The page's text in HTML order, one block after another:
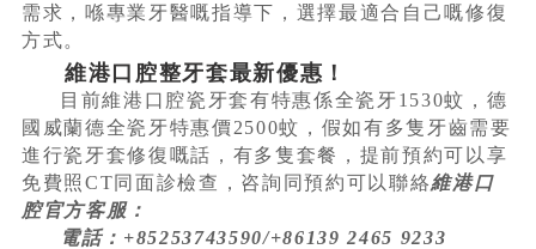
需求，喺專業牙醫嘅指導下，選擇最適合自己嘅修復
方式。
維港口腔整牙套最新優惠！
目前維港口腔瓷牙套有特惠係全瓷牙1530蚊，德
國威蘭德全瓷牙特惠價2500蚊，假如有多隻牙齒需要
進行瓷牙套修復嘅話，有多隻套餐，提前預約可以享
免費照CT同面診檢查，咨詢同預約可以聯絡維港口
腔官方客服：
電話：+85253743590/+86139 2465 9233